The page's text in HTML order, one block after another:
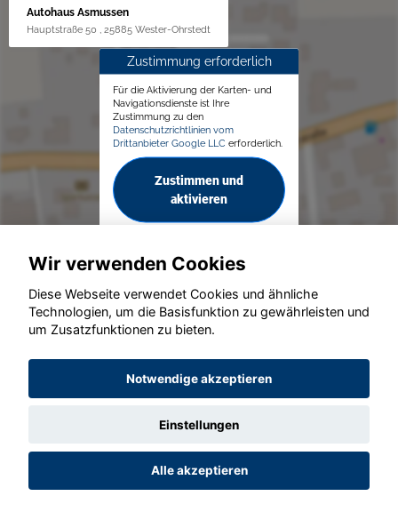
Autohaus Asmussen
Hauptstraße 50 , 25885 Wester-Ohrstedt
Zustimmung erforderlich
Für die Aktivierung der Karten- und
Navigationsdienste ist Ihre
Zustimmung zu den
Datenschutzrichtlinien vom
Drittanbieter Google LLC erforderlich.
Zustimmen und
aktivieren
© konjunkturmotor.de GmbH 2020 - 2026
Wir verwenden Cookies
Diese Webseite verwendet Cookies und ähnliche
Technologien, um die Basisfunktion zu gewährleisten und
um Zusatzfunktionen zu bieten.
Notwendige akzeptieren
Einstellungen
Alle akzeptieren